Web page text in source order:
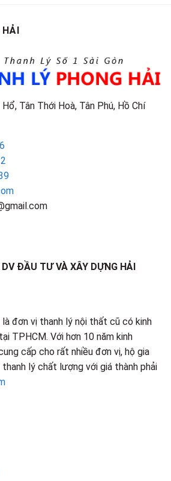
Điểm
Nhận
Biết
HẢI
Tân Thới Hoà, Tân Phú, Hồ Chí
ĐẦU TƯ VÀ XÂY DỰNG HẢI
là đơn vị thanh lý nội thất cũ có kinh
TPHCM. Với hơn 10 năm kinh
cấp cho rất nhiều đơn vị, hộ gia
lý chất lượng với giá thành phải